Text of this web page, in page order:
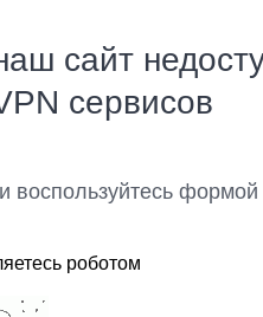
сайт
сервисов
воспользуйтесь
роботом